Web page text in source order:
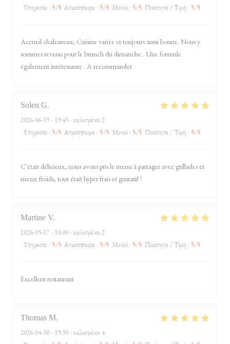
Υπηρεσία : 5/5 Ατμόσφαιρα : 5/5 Μενού : 5/5 Ποιότητα / Τιμή : 5/5
Accueil chaleureux; Cuisine variée et toujours aussi bonne. Nous y
sommes revenu pour le brunch du dimanche . Une formule
également intéressante . A recommander
Solen G
2026-06-19- 19:45 - καλεσμένοι 2
Υπηρεσία : 5/5 Ατμόσφαιρα : 5/5 Μενού : 5/5 Ποιότητα / Τιμή : 5/5
C'était délicieux, nous avons pris le menu à partager avec grillades et
mezze froids, tout était hyper frais et gustatif !
Martine V
2026-05-17- 13:00 - καλεσμένοι 2
Υπηρεσία : 5/5 Ατμόσφαιρα : 5/5 Μενού : 5/5 Ποιότητα / Τιμή : 5/5
Excellent restaurant
Thomas M
2026-04-30- 19:30 - καλεσμένοι 4